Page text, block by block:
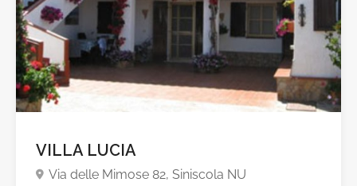
VILLA LUCIA
Via delle Mimose 82, Siniscola NU